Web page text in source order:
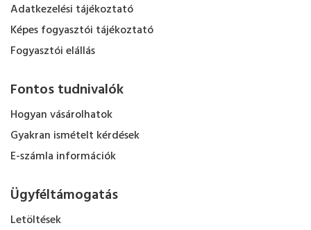
Adatkezelési tájékoztató
Képes fogyasztói tájékoztató
Fogyasztói elállás
Fontos tudnivalók
Hogyan vásárolhatok
Gyakran ismételt kérdések
E-számla információk
Ügyféltámogatás
Letöltések